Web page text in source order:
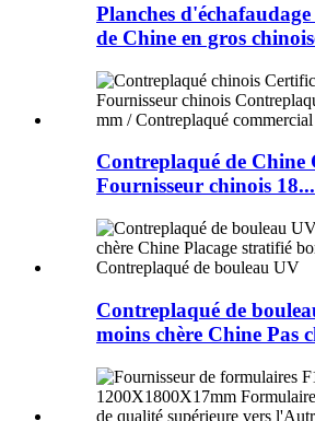
Planches
de Chine en gros
Contreplaqué de Chine
Fournisseur chinois 18...
Contreplaqué de
moins chère Chine Pas